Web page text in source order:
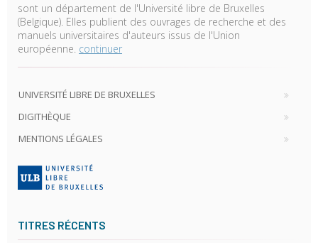
sont un département de l'Université libre de Bruxelles
(Belgique). Elles publient des ouvrages de recherche et des
manuels universitaires d'auteurs issus de l'Union
européenne. continuer
UNIVERSITÉ LIBRE DE BRUXELLES
DIGITHÈQUE
MENTIONS LÉGALES
TITRES RÉCENTS